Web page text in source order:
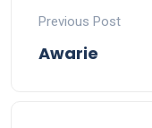
Previous Post
Awarie